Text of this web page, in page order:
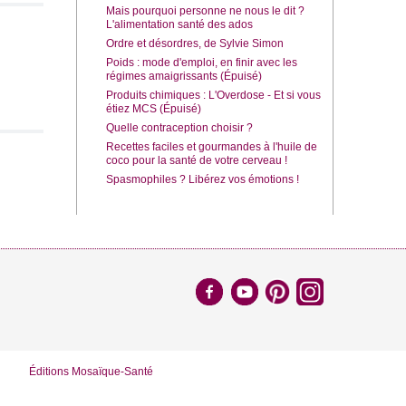
Mais pourquoi personne ne nous le dit ?
L'alimentation santé des ados
Ordre et désordres, de Sylvie Simon
Poids : mode d'emploi, en finir avec les
régimes amaigrissants (Épuisé)
Produits chimiques : L'Overdose - Et si vous
étiez MCS (Épuisé)
Quelle contraception choisir ?
Recettes faciles et gourmandes à l'huile de
coco pour la santé de votre cerveau !
Spasmophiles ? Libérez vos émotions !
Éditions Mosaïque-Santé